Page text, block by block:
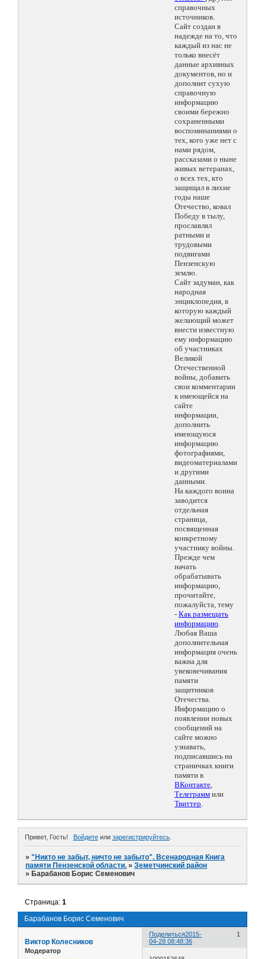
справочных
источников.
Сайт создан в
надежде на то, что
каждый из нас не
только внесёт
данные архивных
документов, но и
дополнит сухую
справочную
информацию
своими бережно
сохраненными
воспоминаниями о
тех, кого уже нет с
нами рядом,
рассказами о ныне
живых ветеранах,
о всех тех, кто
защищал в лихие
годы наше
Отечество, ковал
Победу в тылу,
прославлял
ратными и
трудовыми
подвигами
Пензенскую
землю.
Сайт задуман, как
народная
энциклопедия, в
которую каждый
желающий может
внести известную
ему информацию
об участниках
Великой
Отечественной
войны, добавить
свои комментарии
к имеющейся на
сайте
информации,
дополнить
имеющуюся
информацию
фотографиями,
видеоматериалами
и другими
данными.
На каждого воина
заводится
отдельная
страница,
посвященная
конкретному
участнику войны.
Прежде чем
начать
обрабатывать
информацию,
прочитайте,
пожалуйста, тему
- Как размещать
информацию.
Любая Ваша
дополнительная
информация очень
важна для
увековечивания
памяти
защитников
Отечества.
Информацию о
появлении новых
сообщений на
сайте можно
узнавать,
подписавшись на
страничках книги
памяти в
ВКонтакте,
Телеграмм или
Твиттер.
Привет, Гость! Войдитеили зарегистрируйтесь.
»"Никто не забыт, ничто не забыто". Всенародная Книга
памяти Пензенской области. »Земетчинский район
» Барабанов Борис Семенович
Барабанов Борис Семенович
Страница:1
Поделиться 1
2015-
04-28 08:48:36
Виктор Колесников
Модератор